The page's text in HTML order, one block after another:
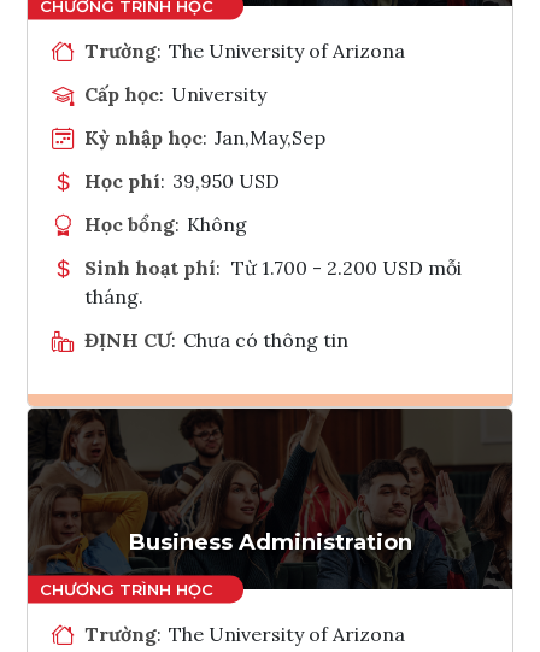
Trường: The University of Arizona
Cấp học: University
Kỳ nhập học: Jan,May,Sep
Học phí: 39,950 USD
Học bổng: Không
Sinh hoạt phí: Từ 1.700 - 2.200 USD mỗi
tháng.
ĐỊNH CƯ: Chưa có thông tin
Ghi danh
Tham vấn Interlink
Business Administration
Trường: The University of Arizona